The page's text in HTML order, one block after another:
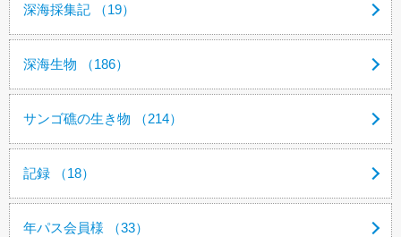
深海採集記 （19）
深海生物 （186）
サンゴ礁の生き物 （214）
記録 （18）
年パス会員様 （33）